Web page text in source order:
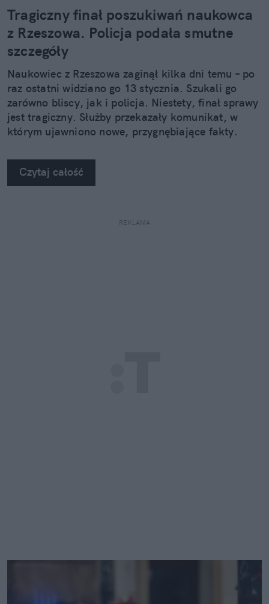
Tragiczny finał poszukiwań naukowca
z Rzeszowa. Policja podała smutne
szczegóły
Naukowiec z Rzeszowa zaginął kilka dni temu – po
raz ostatni widziano go 13 stycznia. Szukali go
zarówno bliscy, jak i policja. Niestety, finał sprawy
jest tragiczny. Służby przekazały komunikat, w
którym ujawniono nowe, przygnębiające fakty.
Czytaj całość
REKLAMA